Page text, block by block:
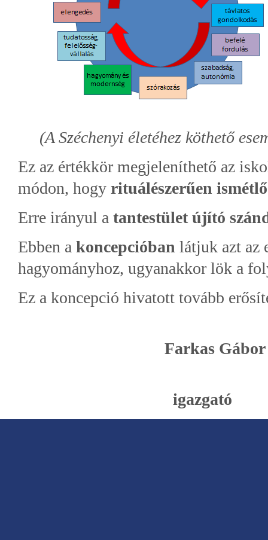
(A Széchenyi életéhez köthető
Ez az értékkör megjeleníthető az
módon, hogy rituálészerűen
Erre irányul a tantestület újító
Ebben a koncepcióban látjuk azt az
hagyományhoz, ugyanakkor lök a
Ez a koncepció hivatott tovább
Farkas Gábor
igazgató